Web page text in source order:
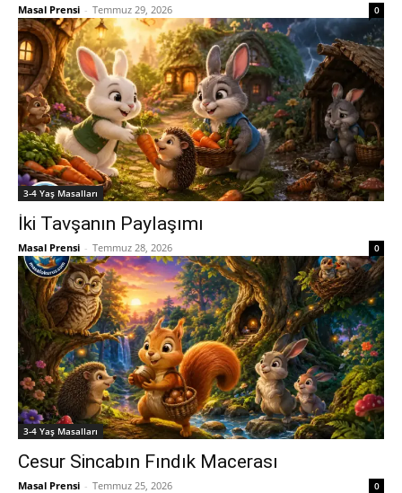
Masal Prensi - Temmuz 29, 2026 0
3-4 Yaş Masalları
İki Tavşanın Paylaşımı
Masal Prensi - Temmuz 28, 2026 0
3-4 Yaş Masalları
Cesur Sincabın Fındık Macerası
Masal Prensi - Temmuz 25, 2026 0